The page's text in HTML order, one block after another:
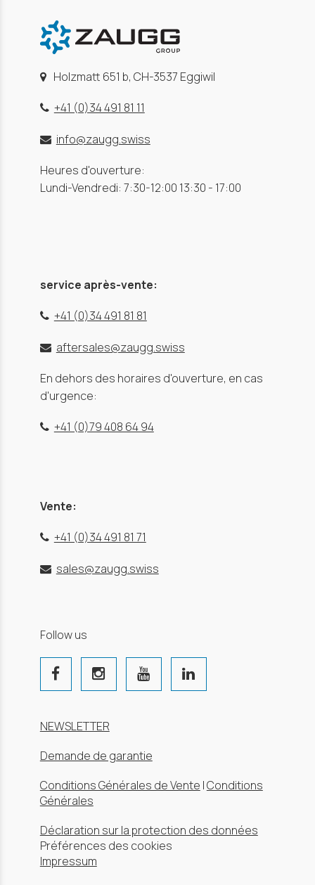
Holzmatt 651 b, CH-3537 Eggiwil
+41 (0)34 491 81 11
info@zaugg.swiss
Heures d'ouverture:
Lundi-Vendredi: 7:30-12:00 13:30 - 17:00
service après-vente:
+41 (0)34 491 81 81
aftersales@zaugg.swiss
En dehors des horaires d'ouverture, en cas
d'urgence:
+41 (0)79 408 64 94
Vente:
+41 (0)34 491 81 71
sales@zaugg.swiss
Follow us
NEWSLETTER
Demande de garantie
Conditions Générales de Vente |Conditions
Générales
Déclaration sur la protection des données
Préférences des cookies
Impressum